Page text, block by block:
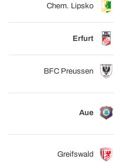
Chem. Lipsko
Erfurt
BFC Preussen
Aue
Greifswald